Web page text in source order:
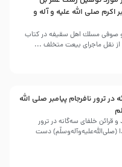
اکرم صلی الله علیه و آله و
و صوفی مسلك اهل سقيفه در کتاب
از نقل ماجرای بیعت متخلف ...
در ترور نافرجام پیامبر صلی الله
قرائن خلفای سه‌گانه در ترور
(صلی‌الله‌علیه‌و‌آله‌وسلّم) دست